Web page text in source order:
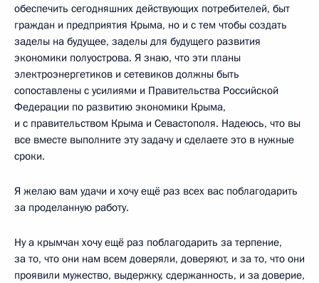
обеспечить сегодняшних действующих потребителей, быт
граждан и предприятия Крыма, но и с тем чтобы создать
заделы на будущее, заделы для будущего развития
экономики полуострова. Я знаю, что эти планы
электроэнергетиков и сетевиков должны быть
сопоставлены с усилиями и Правительства Российской
Федерации по развитию экономики Крыма,
и с правительством Крыма и Севастополя. Надеюсь, что вы
все вместе выполните эту задачу и сделаете это в нужные
сроки.
Я желаю вам удачи и хочу ещё раз всех вас поблагодарить
за проделанную работу.
Ну а крымчан хочу ещё раз поблагодарить за терпение,
за то, что они нам всем доверяли, доверяют, и за то, что они
проявили мужество, выдержку, сдержанность, и за доверие,